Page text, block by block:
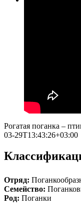
Рогатая поганка –
03-29T13:43:26+03:00
Отряд:
Семейство:
Род: Поганки